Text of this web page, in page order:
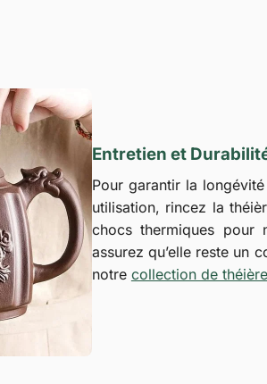
Entretien et
Pour garantir la
utilisation, rincez la
chocs thermiques pour
assurez qu’elle reste un
notre collection de